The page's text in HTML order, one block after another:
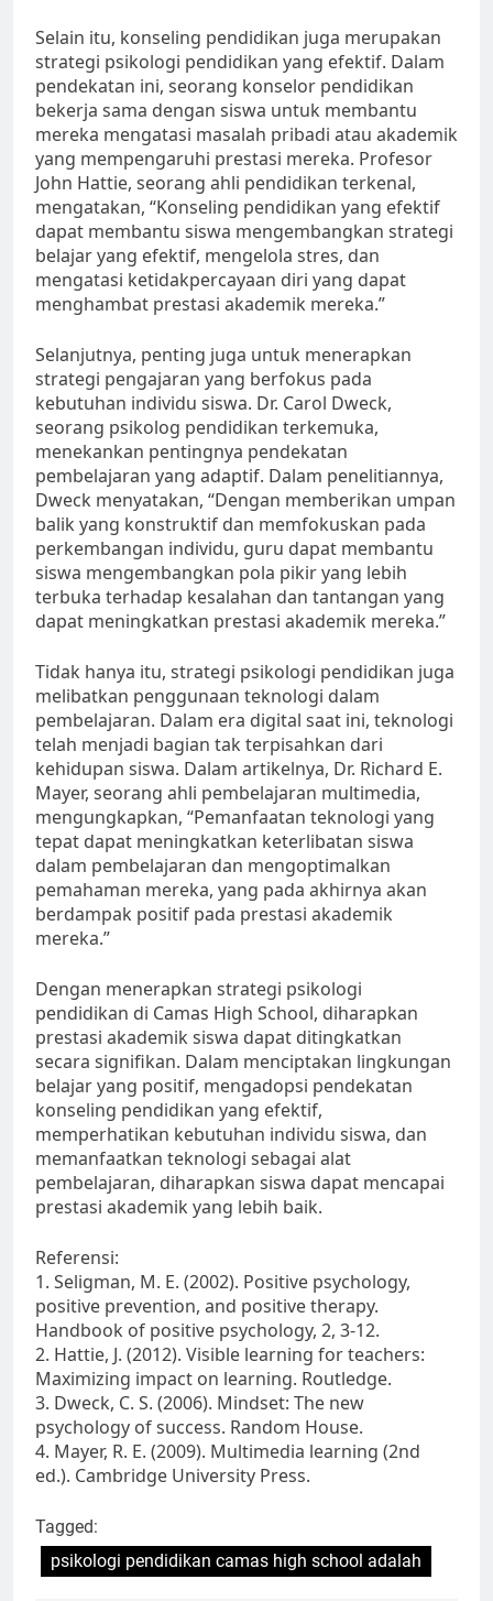
Selain itu, konseling pendidikan juga merupakan
strategi psikologi pendidikan yang efektif. Dalam
pendekatan ini, seorang konselor pendidikan
bekerja sama dengan siswa untuk membantu
mereka mengatasi masalah pribadi atau akademik
yang mempengaruhi prestasi mereka. Profesor
John Hattie, seorang ahli pendidikan terkenal,
mengatakan, “Konseling pendidikan yang efektif
dapat membantu siswa mengembangkan strategi
belajar yang efektif, mengelola stres, dan
mengatasi ketidakpercayaan diri yang dapat
menghambat prestasi akademik mereka.”
Selanjutnya, penting juga untuk menerapkan
strategi pengajaran yang berfokus pada
kebutuhan individu siswa. Dr. Carol Dweck,
seorang psikolog pendidikan terkemuka,
menekankan pentingnya pendekatan
pembelajaran yang adaptif. Dalam penelitiannya,
Dweck menyatakan, “Dengan memberikan umpan
balik yang konstruktif dan memfokuskan pada
perkembangan individu, guru dapat membantu
siswa mengembangkan pola pikir yang lebih
terbuka terhadap kesalahan dan tantangan yang
dapat meningkatkan prestasi akademik mereka.”
Tidak hanya itu, strategi psikologi pendidikan juga
melibatkan penggunaan teknologi dalam
pembelajaran. Dalam era digital saat ini, teknologi
telah menjadi bagian tak terpisahkan dari
kehidupan siswa. Dalam artikelnya, Dr. Richard E.
Mayer, seorang ahli pembelajaran multimedia,
mengungkapkan, “Pemanfaatan teknologi yang
tepat dapat meningkatkan keterlibatan siswa
dalam pembelajaran dan mengoptimalkan
pemahaman mereka, yang pada akhirnya akan
berdampak positif pada prestasi akademik
mereka.”
Dengan menerapkan strategi psikologi
pendidikan di Camas High School, diharapkan
prestasi akademik siswa dapat ditingkatkan
secara signifikan. Dalam menciptakan lingkungan
belajar yang positif, mengadopsi pendekatan
konseling pendidikan yang efektif,
memperhatikan kebutuhan individu siswa, dan
memanfaatkan teknologi sebagai alat
pembelajaran, diharapkan siswa dapat mencapai
prestasi akademik yang lebih baik.
Referensi:
1. Seligman, M. E. (2002). Positive psychology,
positive prevention, and positive therapy.
Handbook of positive psychology, 2, 3-12.
2. Hattie, J. (2012). Visible learning for teachers:
Maximizing impact on learning. Routledge.
3. Dweck, C. S. (2006). Mindset: The new
psychology of success. Random House.
4. Mayer, R. E. (2009). Multimedia learning (2nd
ed.). Cambridge University Press.
Tagged:
psikologi pendidikan camas high school adalah